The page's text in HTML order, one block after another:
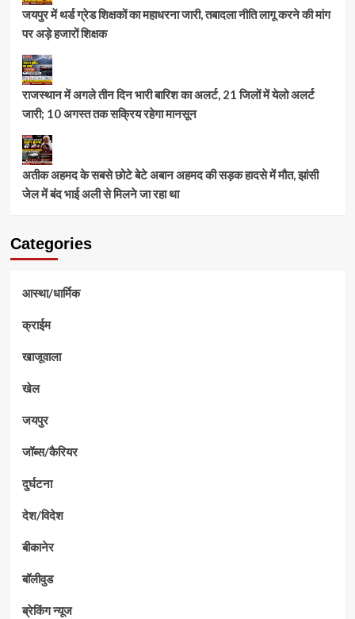
जयपुर में थर्ड ग्रेड शिक्षकों का महाधरना जारी, तबादला नीति लागू करने की मांग
पर अड़े हजारों शिक्षक
राजस्थान में अगले तीन दिन भारी बारिश का अलर्ट, 21 जिलों में येलो अलर्ट
जारी; 10 अगस्त तक सक्रिय रहेगा मानसून
अतीक अहमद के सबसे छोटे बेटे अबान अहमद की सड़क हादसे में मौत, झांसी
जेल में बंद भाई अली से मिलने जा रहा था
Categories
आस्था/धार्मिक
क्राईम
खाजूवाला
खेल
जयपुर
जॉब्स/कैरियर
दुर्घटना
देश/विदेश
बीकानेर
बॉलीवुड
ब्रेकिंग न्यूज